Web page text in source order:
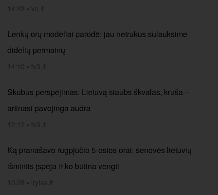
14:43 • ve.lt
Lenkų orų modeliai parodė: jau netrukus sulauksime
didelių permainų
14:10 • tv3.lt
Skubus perspėjimas: Lietuvą siaubs škvalas, kruša –
artinasi pavojinga audra
12:12 • tv3.lt
Ką pranašavo rugpjūčio 5-osios orai: senovės lietuvių
išmintis įspėja ir ko būtina vengti
10:28 • lrytas.lt